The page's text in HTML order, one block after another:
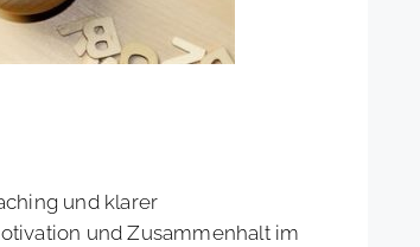
und klarer
und Zusammenhalt im